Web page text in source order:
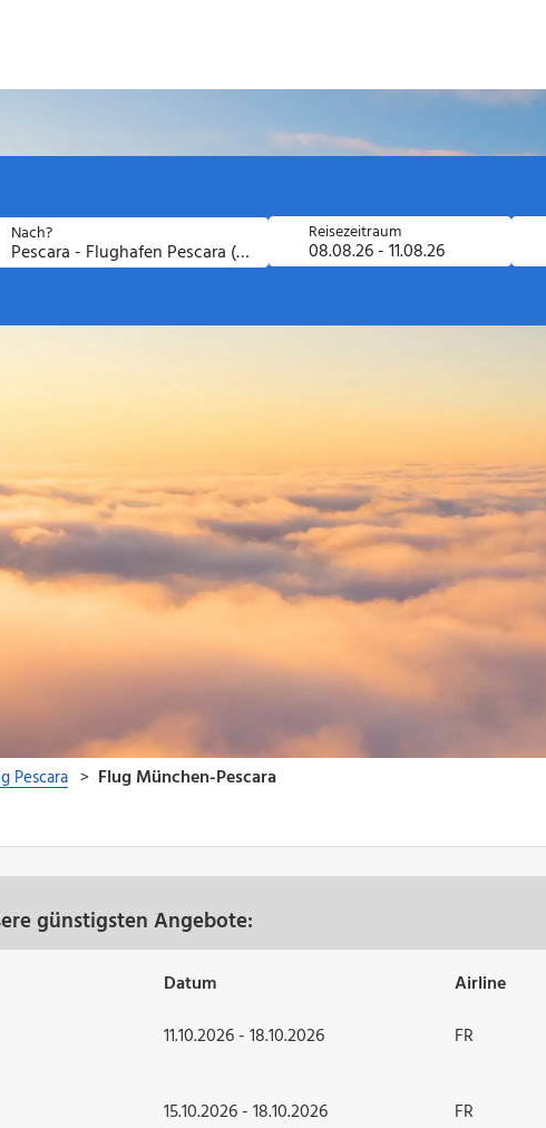
günstigsten Angebote:
Datum Airline
11.10.2026 - 18.10.2026 FR
15.10.2026 - 18.10.2026 FR